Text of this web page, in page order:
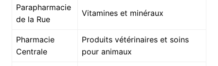
Parapharmacie
de la Rue
Vitamines et minéraux
Pharmacie
Centrale
Produits vétérinaires et soins
pour animaux